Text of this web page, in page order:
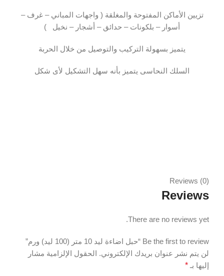
تزيين الأماكن المفتوحة والمغلقة ( واجهات المباني – غرف –
أسوار – بلكونات – حدائق – أشجار – نخيل )
يتميز بسهولة التركيب والتوصيل من خلال الحربة
السلك النحاسى يتميز بأنه سهل التشكيل لأى شكل
Reviews (0)
Reviews
There are no reviews yet.
Be the first to review “حبل اضاءة ليد 10 متر (100 ليد) ورم”
لن يتم نشر عنوان بريدك الإلكتروني. الحقول الإلزامية مشار
إليها بـ *